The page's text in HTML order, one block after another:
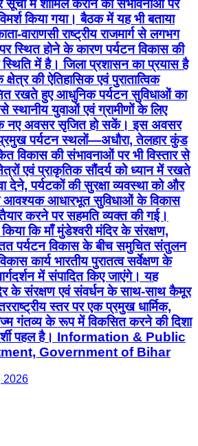
सूची में शामिल कराने की संभावनाओं पर
किया गया। बैठक में यह भी बताया
वाराणसी राष्ट्रीय राजमार्ग से लगभग
स्थित होने के कारण पर्यटन विकास की
में है। जिला प्रशासन का प्रयास है
की ऐतिहासिक एवं पुरातात्विक
रखते हुए आधुनिक पर्यटन सुविधाओं का
स्थानीय युवाओं एवं ग्रामीणों के लिए
के नए अवसर सृजित हो सकें। इस अवसर
पर्यटन स्थलों—अधौरा, तेलहार कुंड
विकास की संभावनाओं पर भी विस्तार से
एवं प्राकृतिक सौंदर्य को ध्यान में रखते
देने, पर्यटकों की सुरक्षा व्यवस्था को और
आधारभूत सुविधाओं के विकास
करने पर सहमति व्यक्त की गई।
कि माँ मुंडेश्वरी मंदिर के संरक्षण,
पर्यटन विकास के बीच समुचित संतुलन
कार्य भारतीय पुरातत्व सर्वेक्षण के
में संपादित किए जाएंगे। यह
के संरक्षण एवं संवर्धन के साथ-साथ कैमूर
स्तर पर एक प्रमुख धार्मिक,
गंतव्य के रूप में विकसित करने की दिशा
पहल है। Information & Public
Government of Bihar
2026